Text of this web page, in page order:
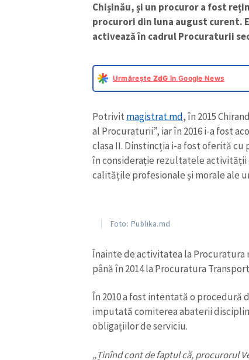
Chișinău, și un procuror a fost
procurori din luna august curent.
activează în cadrul Procuraturii
Urmărește ZdG în Google News
Potrivit magistrat.md, în 2015
al Procuraturii”, iar în 2016 i-a fost
clasa II. Dinstincția i-a fost oferită
în considerație rezultatele
calitățile profesionale și morale ale
Foto: Publika.md
Înainte de activitatea la Procuratura
până în 2014 la Procuratura
În 2010 a fost intentată o
imputată comiterea abaterii
obligațiilor de serviciu.
„Ținînd cont de faptul că, procurorul